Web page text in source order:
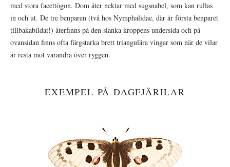
med stora facettögon. Dom äter nektar med sugsnabel, som kan rullas
in och ut. De tre benparen (två hos Nymphalidae, där är första benparet
tillbakabildat!) återfinns på den slanka kroppens undersida och på
ovansidan finns ofta färgstarka brett triangulära vingar som när de vilar
är resta mot varandra över ryggen.
EXEMPEL PÅ DAGFJÄRILAR